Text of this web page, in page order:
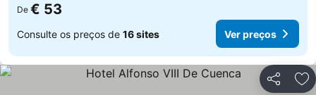
De € 53
Consulte os preços de 16 sites Ver preços
Partilhar